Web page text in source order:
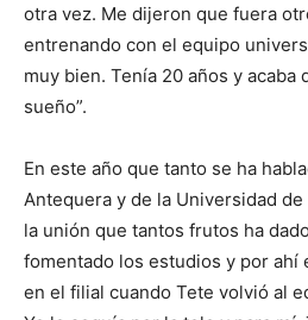
otra vez. Me dijeron que fuera
entrenando con el equipo
muy bien. Tenía 20 años y acaba
sueño”.
En este año que tanto se ha
Antequera y de la Universidad
la unión que tantos frutos ha
fomentado los estudios y por ahí
en el filial cuando Tete volvió al